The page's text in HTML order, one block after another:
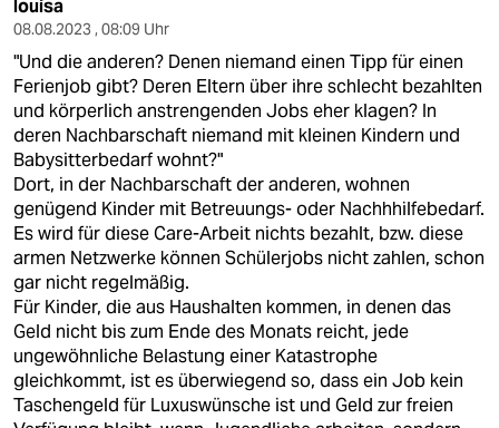
louisa
08.08.2023 , 08:09 Uhr
"Und die anderen? Denen niemand einen Tipp für einen
Ferienjob gibt? Deren Eltern über ihre schlecht bezahlten
und körperlich anstrengenden Jobs eher klagen? In
deren Nachbarschaft niemand mit kleinen Kindern und
Babysitterbedarf wohnt?"
Dort, in der Nachbarschaft der anderen, wohnen
genügend Kinder mit Betreuungs- oder Nachhhilfebedarf.
Es wird für diese Care-Arbeit nichts bezahlt, bzw. diese
armen Netzwerke können Schülerjobs nicht zahlen, schon
gar nicht regelmäßig.
Für Kinder, die aus Haushalten kommen, in denen das
Geld nicht bis zum Ende des Monats reicht, jede
ungewöhnliche Belastung einer Katastrophe
gleichkommt, ist es überwiegend so, dass ein Job kein
Taschengeld für Luxuswünsche ist und Geld zur freien